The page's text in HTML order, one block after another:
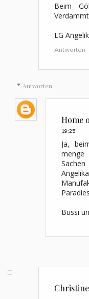
Beim
LG
Antworten
Antworten
Home
19:25
Ja,
menge
Bussi
Christine